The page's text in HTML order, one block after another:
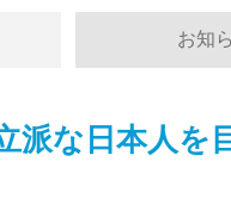
お知
派な日本人を